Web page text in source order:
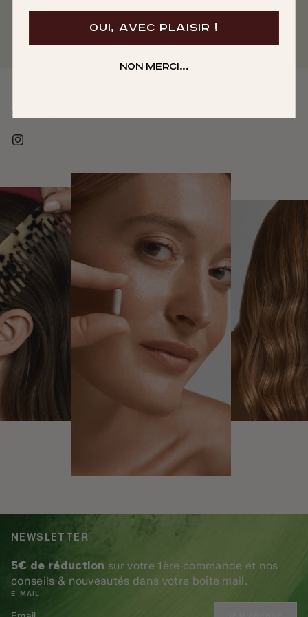
Suivez-nous sur instagram
NEWSLETTER
5€ de réduction sur votre 1ère commande et nos
conseils & nouveautés dans votre boîte mail.
E-MAIL
OUI, AVEC PLAISIR !
Non merci...